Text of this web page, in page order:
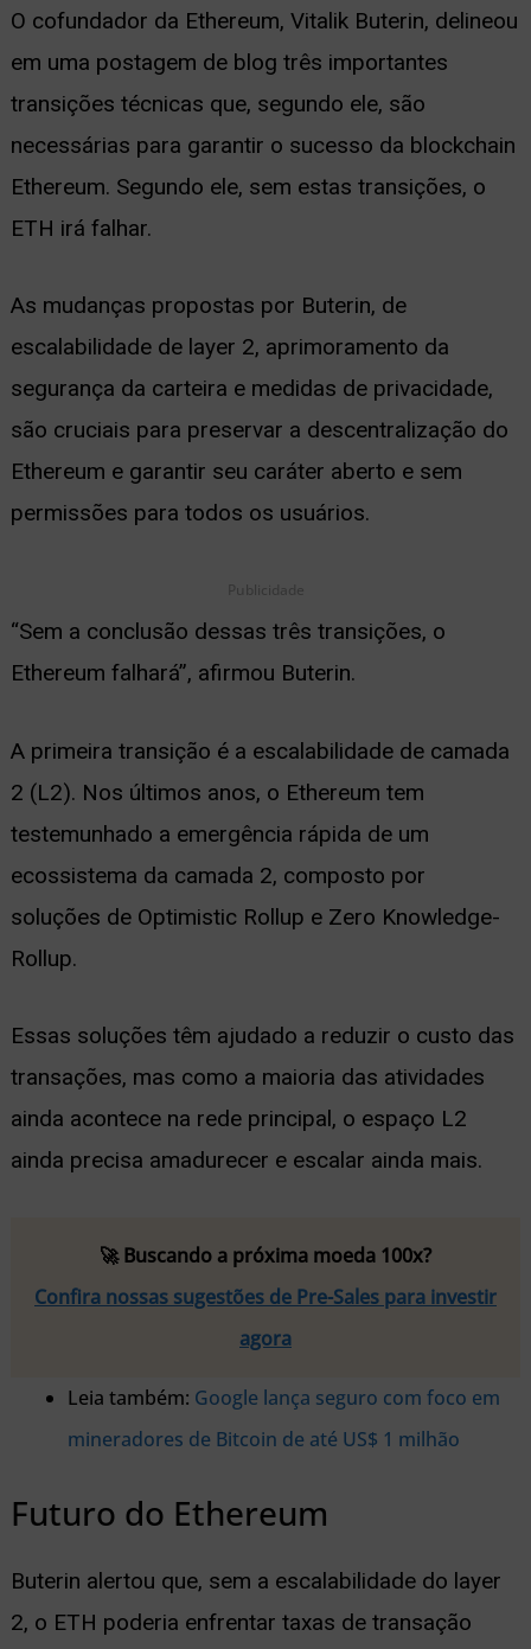
O cofundador da Ethereum, Vitalik Buterin, delineou
em uma postagem de blog três importantes
transições técnicas que, segundo ele, são
necessárias para garantir o sucesso da blockchain
Ethereum. Segundo ele, sem estas transições, o
ETH irá falhar.
As mudanças propostas por Buterin, de
escalabilidade de layer 2, aprimoramento da
segurança da carteira e medidas de privacidade,
são cruciais para preservar a descentralização do
Ethereum e garantir seu caráter aberto e sem
permissões para todos os usuários.
Publicidade
“Sem a conclusão dessas três transições, o
Ethereum falhará”, afirmou Buterin.
A primeira transição é a escalabilidade de camada
2 (L2). Nos últimos anos, o Ethereum tem
testemunhado a emergência rápida de um
ecossistema da camada 2, composto por
soluções de Optimistic Rollup e Zero Knowledge-
Rollup.
Essas soluções têm ajudado a reduzir o custo das
transações, mas como a maioria das atividades
ainda acontece na rede principal, o espaço L2
ainda precisa amadurecer e escalar ainda mais.
🚀 Buscando a próxima moeda 100x?
Confira nossas sugestões de Pre-Sales para investir
agora
Leia também: Google lança seguro com foco em
mineradores de Bitcoin de até US$ 1 milhão
Futuro do Ethereum
Buterin alertou que, sem a escalabilidade do layer
2, o ETH poderia enfrentar taxas de transação